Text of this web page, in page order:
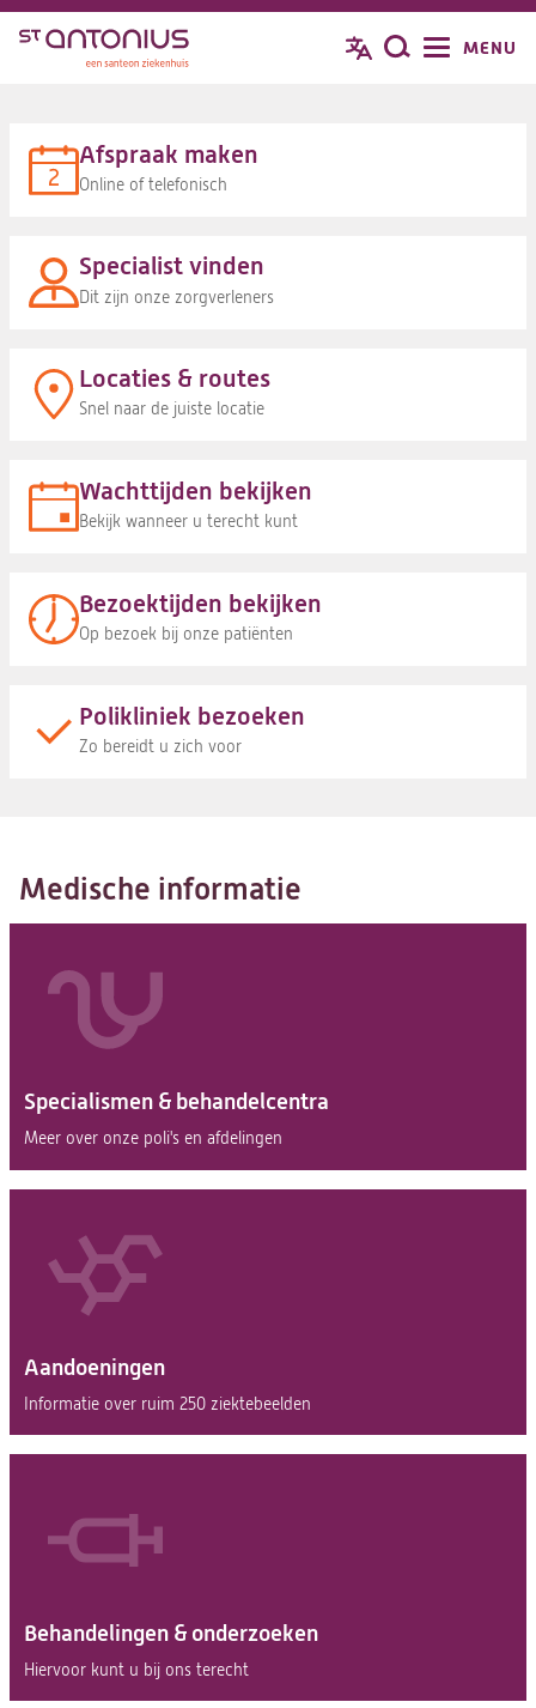
Overslaan
inhoud
gaan
Zoeken
MENU
Jouw glimlach doet me goed
Afspraak maken
Online of telefonisch
Specialist vinden
Dit zijn onze zorgverleners
Locaties & routes
Snel naar de juiste locatie
Wachttijden bekijken
Bekijk wanneer u terecht kunt
Bezoektijden bekijken
Op bezoek bij onze patiënten
Polikliniek bezoeken
Zo bereidt u zich voor
Medische informatie
Specialismen & behandelcentra
Meer over onze poli's en afdelingen
Aandoeningen
Informatie over ruim 250 ziektebeelden
Behandelingen & onderzoeken
Hiervoor kunt u bij ons terecht